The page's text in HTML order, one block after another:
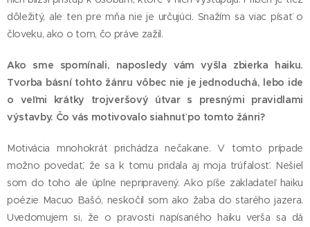
dôležitý, ale ten pre mňa nie je určujúci. Snažím sa viac písať o
človeku, ako o tom, čo práve zažil.
Ako sme spomínali, naposledy vám vyšla zbierka haiku.
Tvorba básní tohto žánru vôbec nie je jednoduchá, lebo ide
o veľmi krátky trojveršový útvar s presnými pravidlami
výstavby. Čo vás motivovalo siahnuť po tomto žánri?
Motivácia mnohokrát prichádza nečakane. V tomto prípade
možno povedať, že sa k tomu pridala aj moja trúfalosť. Nešiel
som do toho ale úplne nepripravený. Ako píše zakladateľ haiku
poézie Macuo Bašó, neskočil som ako žaba do starého jazera.
Uvedomujem si, že o pravosti napísaného haiku verša sa dá